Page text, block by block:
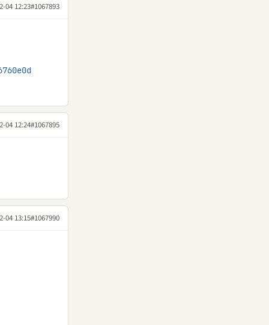
04 12:23#1067893
04 12:24#1067895
04 13:15#1067990